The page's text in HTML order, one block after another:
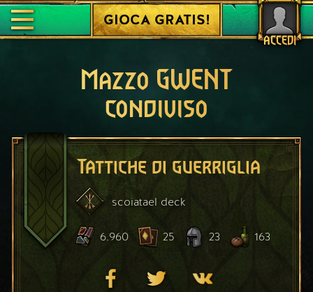
ACCEDI
GIOCA GRATIS!
Mazzo GWENT
condiviso
Tattiche di guerriglia
scoiatael deck
6.960 25 23 163